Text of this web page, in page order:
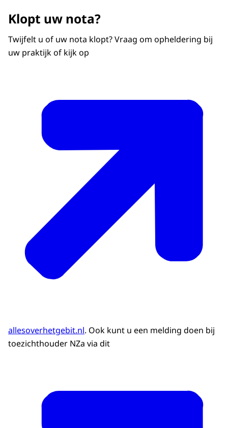
Klopt uw nota?
Twijfelt u of uw nota klopt? Vraag om opheldering bij
uw praktijk of kijk op
allesoverhetgebit.nl. Ook kunt u een melding doen bij
toezichthouder NZa via dit